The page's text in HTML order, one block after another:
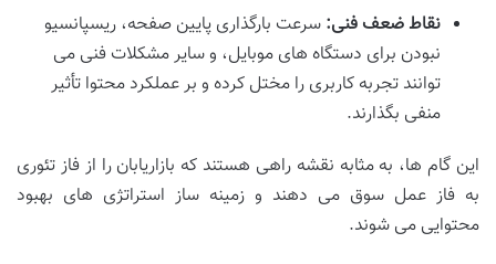
نقاط ضعف فنی: سرعت بارگذاری پایین صفحه، ریسپانسیو
نبودن برای دستگاه های موبایل، و سایر مشکلات فنی می
توانند تجربه کاربری را مختل کرده و بر عملکرد محتوا تأثیر
منفی بگذارند.
این گام ها، به مثابه نقشه راهی هستند که بازاریابان را از فاز تئوری
به فاز عمل سوق می دهند و زمینه ساز استراتژی های بهبود
محتوایی می شوند.